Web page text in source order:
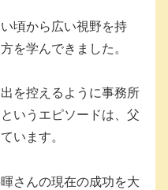
頃から広い視野を持
を学んできました。
を控えるように事務所
いうエピソードは、父
います。
さんの現在の成功を大